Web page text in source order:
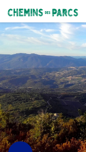
Chemins des Parcs